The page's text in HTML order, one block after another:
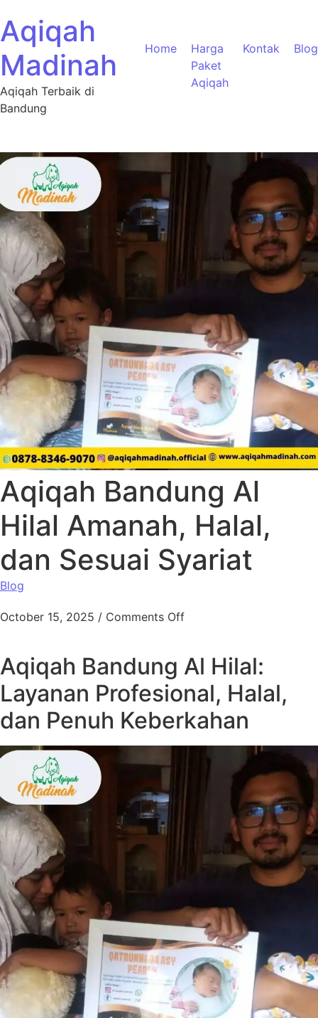
Aqiqah
Madinah
Aqiqah Terbaik di
Bandung
Home
Harga
Paket
Aqiqah
Kontak Blog
Aqiqah Bandung Al
Hilal Amanah, Halal,
dan Sesuai Syariat
Blog
October 15, 2025 / Comments Off
Aqiqah Bandung Al Hilal:
Layanan Profesional, Halal,
dan Penuh Keberkahan